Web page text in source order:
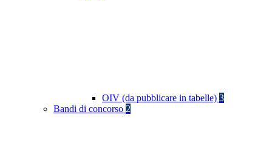
OIV (da pubblicare in tabelle) 3
Bandi di concorso 2